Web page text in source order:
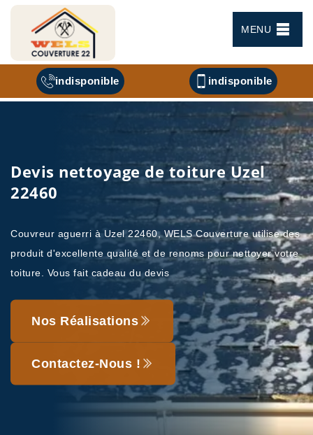
MENU
indisponible indisponible
Devis nettoyage de toiture Uzel
22460
Couvreur aguerri à Uzel 22460, WELS Couverture utilise des
produit d'excellente qualité et de renoms pour nettoyer votre
toiture. Vous fait cadeau du devis
Nos Réalisations
Contactez-Nous !